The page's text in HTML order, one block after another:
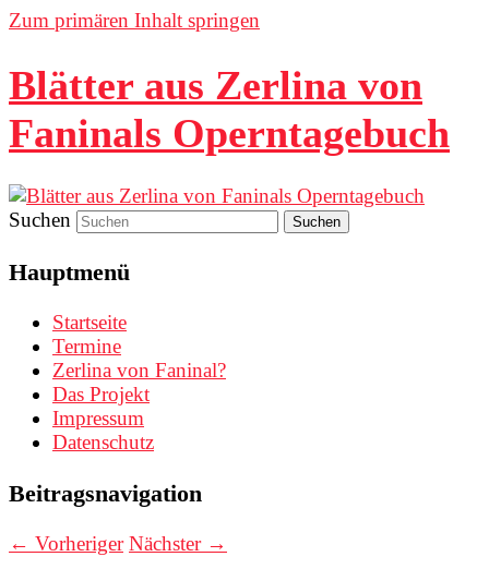
Zum primären Inhalt springen
Blätter aus Zerlina von
Faninals Operntagebuch
Suchen
Hauptmenü
Startseite
Termine
Zerlina von Faninal?
Das Projekt
Impressum
Datenschutz
Beitragsnavigation
← Vorheriger Nächster →